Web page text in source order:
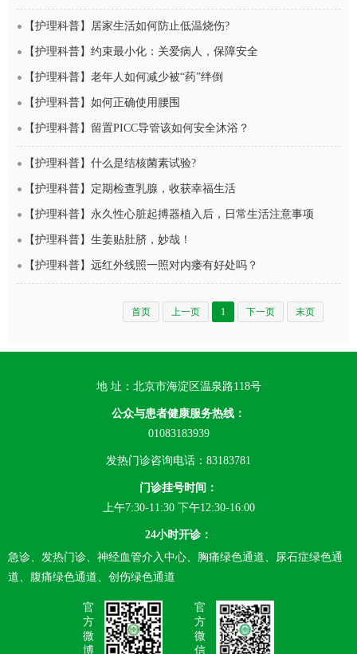
【护理科普】居家生活如何防止低温烧伤?
【护理科普】约束最小化：关爱病人，保障安全
【护理科普】老年人如何减少被“药”绊倒
【护理科普】如何正确使用腰围
【护理科普】留置PICC导管该如何安全沐浴？
【护理科普】什么是结核菌素试验?
【护理科普】定期检查乳腺，收获幸福生活
【护理科普】永久性心脏起搏器植入后，日常生活注意事项
【护理科普】生姜贴肚脐，妙哉！
【护理科普】远红外线照一照对内瘘有好处吗？
首页 上一页 1 下一页 末页
地 址：北京市海淀区温泉路118号
公众与患者健康服务热线：
01083183939
发热门诊咨询电话：83183781
门诊挂号时间：
上午7:30-11:30 下午12:30-16:00
24小时开诊：
急诊、发热门诊、神经血管介入中心、胸痛绿色通道、尿石症绿色通
道、腹痛绿色通道、创伤绿色通道
官
方
微
博
官
方
微
信